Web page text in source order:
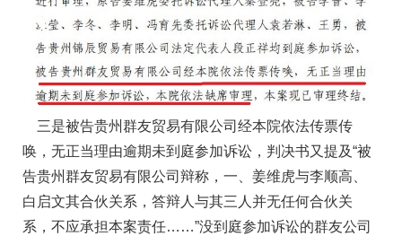
三是被告贵州群友贸易有限公司经本院依法传票传
唤，无正当理由逾期未到庭参加诉讼，判决书又提及“被
告贵州群友贸易有限公司辩称，一、姜维虎与李顺高、
白启文其合伙关系，答辩人与其三人并无任何合伙关
系，不应承担本案责任……”没到庭参加诉讼的群友公司